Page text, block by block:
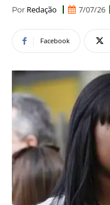
Por Redação 7/07/26
Facebook